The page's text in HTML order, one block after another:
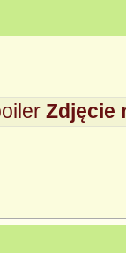
Zdjęcie